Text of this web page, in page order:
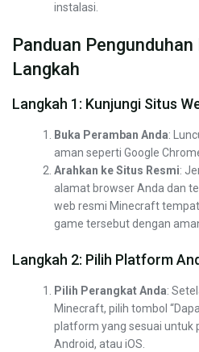
instalasi.
Panduan
Langkah
Langkah 1: Kunjungi Situs
Buka Peramban Anda:
aman seperti Google
Arahkan ke Situs Resmi:
alamat browser Anda dan
web resmi Minecraft
game tersebut dengan
Langkah 2: Pilih Platform
Pilih Perangkat Anda:
Minecraft, pilih tombol
platform yang sesuai untuk
Android, atau iOS.